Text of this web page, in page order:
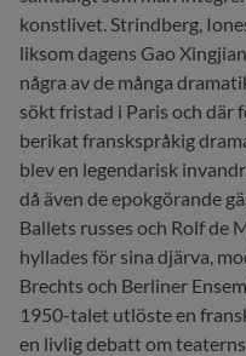
konstlivet. Strindberg,
liksom dagens Gao
några av de många
sökt fristad i Paris och
berikat franskspråkig
blev en legendarisk
då även de epokgörande
Ballets russes och Rolf de
hyllades för sina djärva,
Brechts och Berliner
1950-talet utlöste en
en livlig debatt om